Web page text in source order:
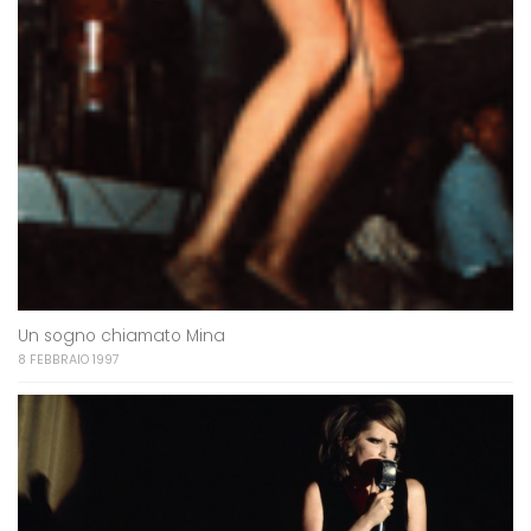
Un sogno chiamato Mina
8 FEBBRAIO 1997